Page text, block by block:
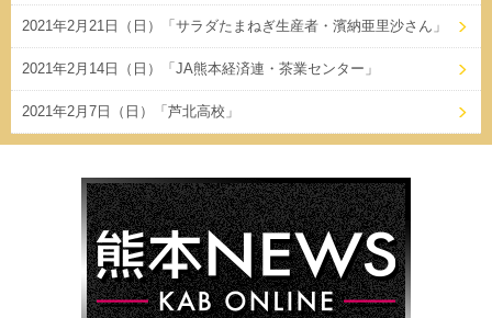
2021年2月21日（日）「サラダたまねぎ生産者・濱納亜里沙さん」
2021年2月14日（日）「JA熊本経済連・茶業センター」
2021年2月7日（日）「芦北高校」